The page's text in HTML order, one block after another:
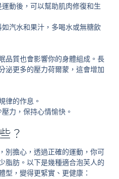
動後，可以幫助肌肉修復和生
汽水和果汁，多喝水或無糖飲
品質也會影響你的身體組成。長
泌更多的壓力荷爾蒙，這會增加
律的作息。
力，保持心情愉快。
？
別擔心，透過正確的運動，你可
脂肪。以下是幾種適合泡芙人的
型，變得更緊實、更健康：